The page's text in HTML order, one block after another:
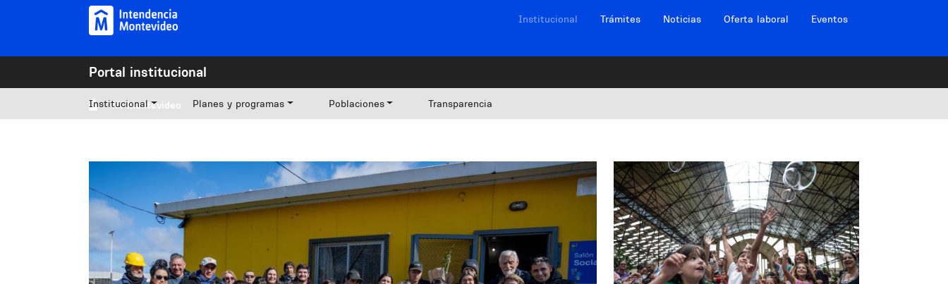
Pasar al contenido principal Navegación sitios
Institucional Trámites Noticias Oferta laboral Eventos
Portal institucional
Mi Montevideo
Institucional Planes y programas Poblaciones Transparencia